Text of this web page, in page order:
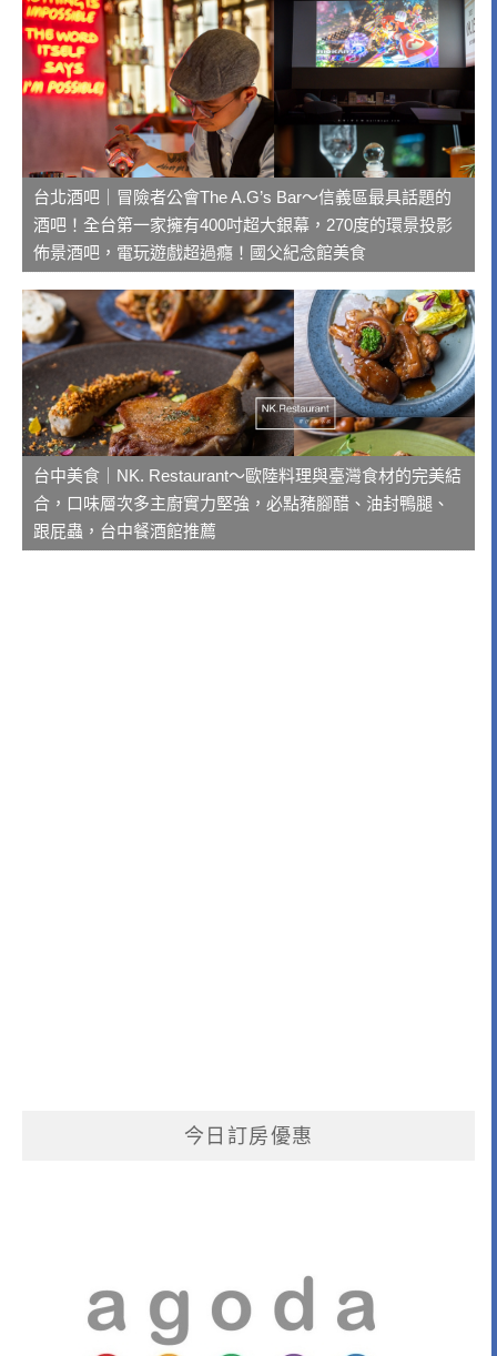
台北酒吧｜冒險者公會The A.G’s Bar～信義區最具話題的
酒吧！全台第一家擁有400吋超大銀幕，270度的環景投影
佈景酒吧，電玩遊戲超過癮！國父紀念館美食
台中美食｜NK. Restaurant～歐陸料理與臺灣食材的完美結
合，口味層次多主廚實力堅強，必點豬腳醋、油封鴨腿、
跟屁蟲，台中餐酒館推薦
今日訂房優惠